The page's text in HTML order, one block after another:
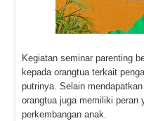
Kegiatan seminar parenting
kepada orangtua terkait
putrinya. Selain
orangtua juga memiliki peran
perkembangan anak.